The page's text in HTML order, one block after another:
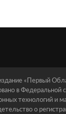
«Первый
в Федеральной
технологий и
о